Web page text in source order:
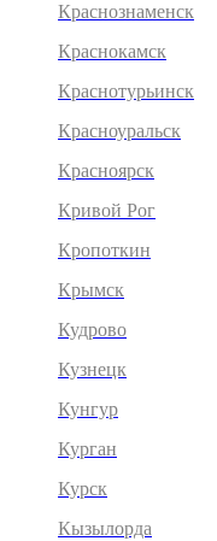
Краснознаменск
Краснокамск
Краснотурьинск
Красноуральск
Красноярск
Кривой Рог
Кропоткин
Крымск
Кудрово
Кузнецк
Кунгур
Курган
Курск
Кызылорда